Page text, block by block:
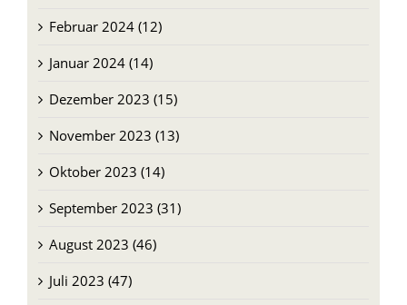
Februar 2024 (12)
Januar 2024 (14)
Dezember 2023 (15)
November 2023 (13)
Oktober 2023 (14)
September 2023 (31)
August 2023 (46)
Juli 2023 (47)